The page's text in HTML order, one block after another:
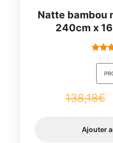
Natte bambou
240cm x
138,18€
Ajouter